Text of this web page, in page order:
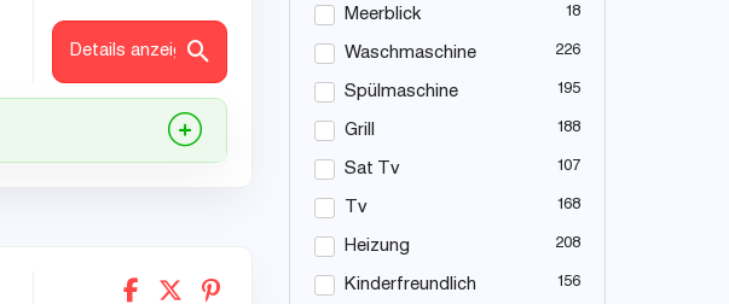
Details anzeigen
Meerblick 18
Waschmaschine 226
Spülmaschine 195
Grill 188
Sat Tv 107
Tv 168
Heizung 208
Kinderfreundlich 156